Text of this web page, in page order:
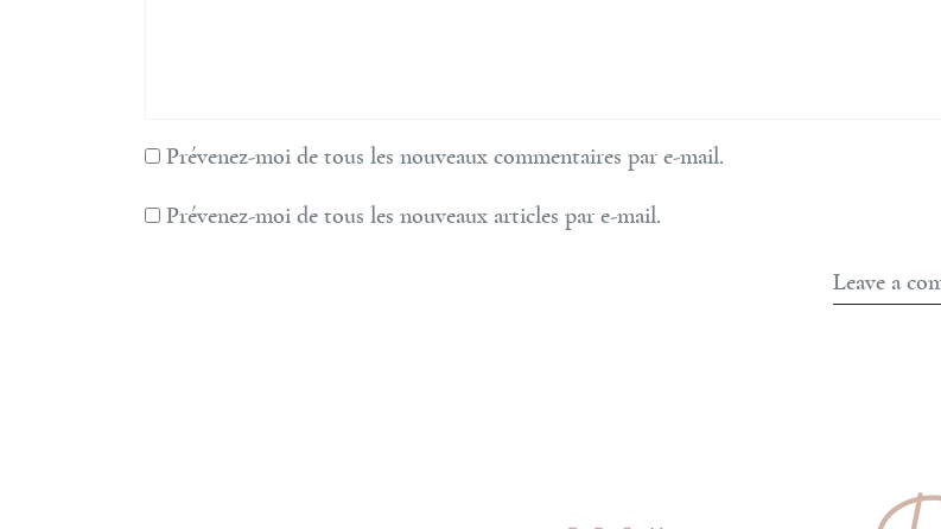
Prévenez-moi de tous les nouveaux commentaires par e-mail.
Prévenez-moi de tous les nouveaux articles par e-mail.